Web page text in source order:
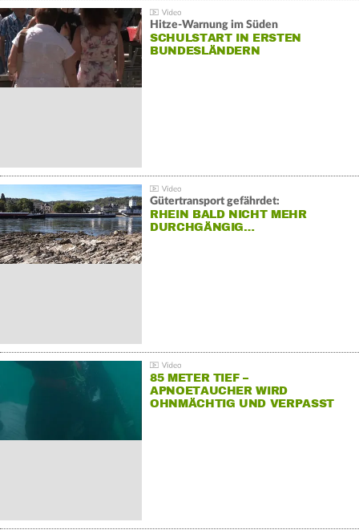
Hitze-Warnung im Süden
SCHULSTART IN ERSTEN
BUNDESLÄNDERN
Gütertransport gefährdet:
RHEIN BALD NICHT MEHR
DURCHGÄNGIG…
85 METER TIEF –
APNOETAUCHER WIRD
OHNMÄCHTIG UND VERPASST